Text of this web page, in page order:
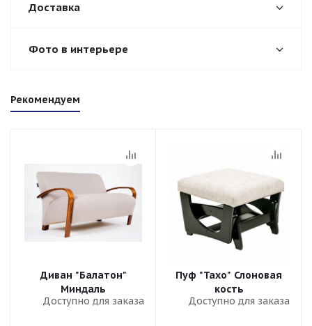
Доставка
Фото в интерьере
Рекомендуем
Диван "Балатон"
Миндаль
Доступно для заказа
Пуф "Тахо" Слоновая
кость
Доступно для заказа